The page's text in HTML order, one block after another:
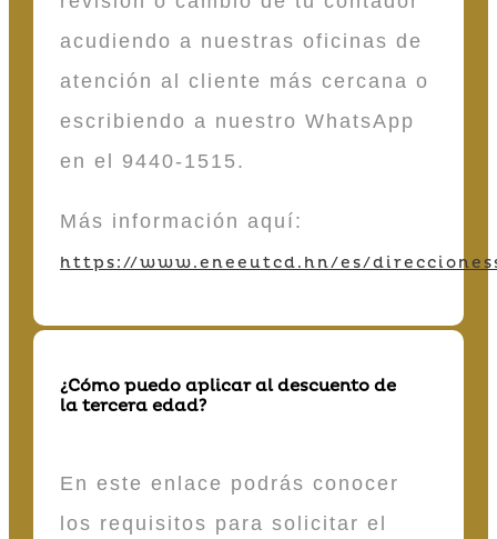
acudiendo a nuestras oficinas de
atención al cliente más cercana o
escribiendo a nuestro WhatsApp
en el 9440-1515.
Más información aquí:
https://www.eneeutcd.hn/es/
¿Cómo puedo aplicar al descuento de
la tercera edad?
En este enlace podrás conocer
los requisitos para solicitar el